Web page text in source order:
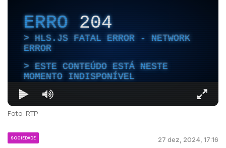
ERRO204
HLS.JS FATAL ERROR - NETWORK
ERROR
ESTE CONTEÚDO ESTÁ NESTE
MOMENTO INDISPONÍVEL
Foto: RTP
SOCIEDADE 27 dez, 2024, 17:16